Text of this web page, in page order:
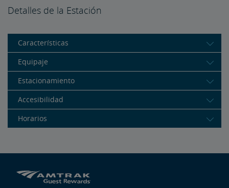
Detalles de la Estación
Características
Equipaje
Estacionamiento
Accesibilidad
Horarios